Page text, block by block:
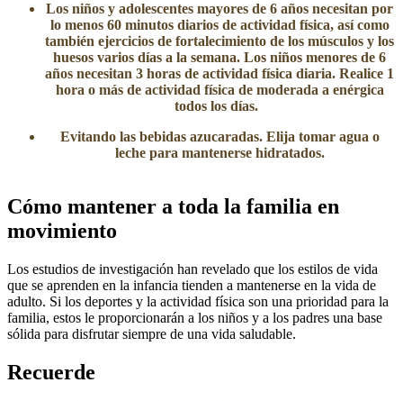
Los niños y adolescentes mayores de 6 años necesitan por
lo menos 60 minutos diarios de actividad física, así como
también ejercicios de fortalecimiento de los músculos y los
huesos varios días a la semana. Los niños menores de 6
años necesitan 3 horas de actividad física diaria. Realice 1
hora o más de actividad física de moderada a enérgica
todos los días.
Evitan​do las bebidas azucaradas. Elija tomar agua o
leche para mantenerse hidratados.
Cómo mantener a toda la familia en
movimiento
Los estudios de investigación han revelado que los estilos de vida
que se aprenden en la infancia tienden a mantenerse en la vida de
adulto. Si los deportes y la actividad física son una prioridad para la
familia, estos le proporcionarán a los niños y a los padres una base
sólida para disfrutar siempre de una vida saludable.
Recuerde